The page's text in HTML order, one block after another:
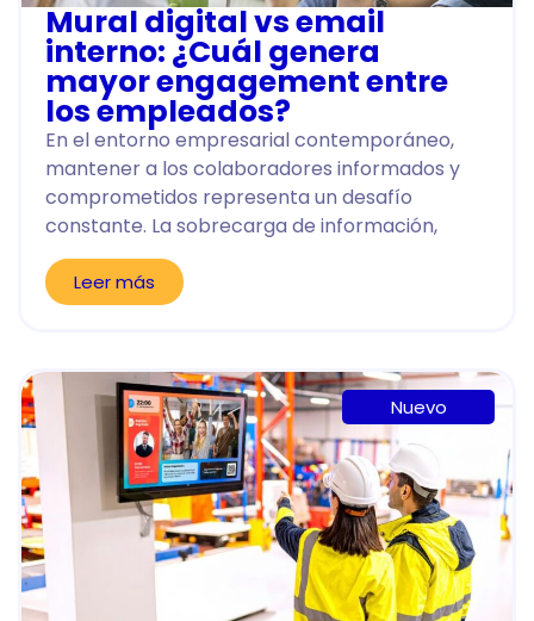
Mural digital vs email
interno: ¿Cuál genera
mayor engagement entre
los empleados?
En el entorno empresarial contemporáneo,
mantener a los colaboradores informados y
comprometidos representa un desafío
constante. La sobrecarga de información,
Leer más
Nuevo